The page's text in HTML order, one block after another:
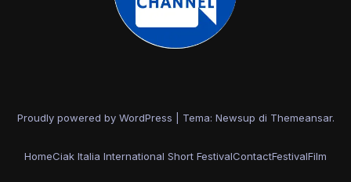
Proudly powered by WordPress Tema: Newsup di Themeansar.
HomeCiak Italia International Short FestivalContactFestivalFilm